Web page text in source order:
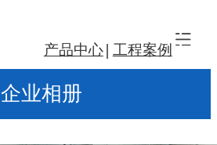
产品中心 工程案例
企业相册